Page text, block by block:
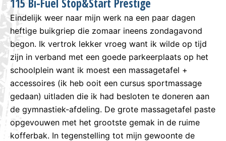
115 Bi-Fuel Stop&Start Prestige
Eindelijk weer naar mijn werk na een paar dagen
heftige buikgriep die zomaar ineens zondagavond
begon. Ik vertrok lekker vroeg want ik wilde op tijd
zijn in verband met een goede parkeerplaats op het
schoolplein want ik moest een massagetafel +
accessoires (ik heb ooit een cursus sportmassage
gedaan) uitladen die ik had besloten te doneren aan
de gymnastiek-afdeling. De grote massagetafel paste
opgevouwen met het grootste gemak in de ruime
kofferbak. In tegenstelling tot mijn gewoonte de